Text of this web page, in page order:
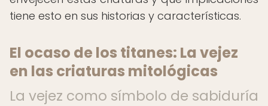
tiene esto en sus historias y características.
El ocaso de los titanes: La vejez
en las criaturas mitológicas
La vejez como símbolo de sabiduría